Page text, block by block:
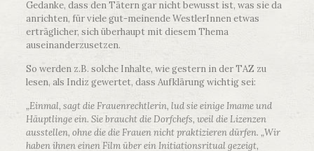
Gedanke, dass den Tätern gar nicht bewusst ist, was sie da
anrichten, für viele gut-meinende WestlerInnen etwas
erträglicher, sich überhaupt mit diesem Thema
auseinanderzusetzen.
So werden z.B. solche Inhalte, wie gestern in der TAZ zu
lesen, als Indiz gewertet, dass Aufklärung wichtig sei:
„Einmal, sagt die Frauenrechtlerin, lud sie einige Imame und
Häuptlinge ein. Sie braucht die Dorfchefs, weil die Lizenzen
ausstellen, ohne die die Frauen nicht praktizieren dürfen. „Wir
haben ihnen einen Film über ein Initiationsritual gezeigt,